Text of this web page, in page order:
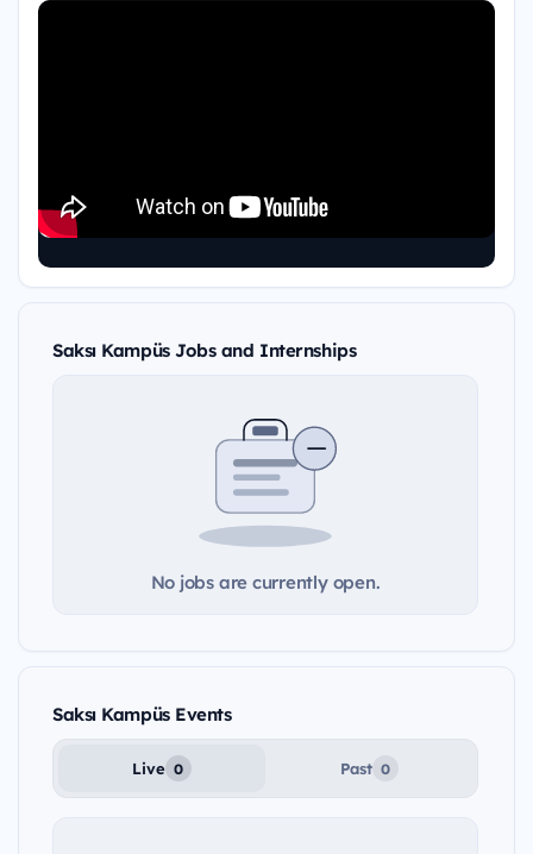
Saksı Kampüs Jobs and Internships
No jobs are currently open.
Saksı Kampüs Events
Live 0 Past 0